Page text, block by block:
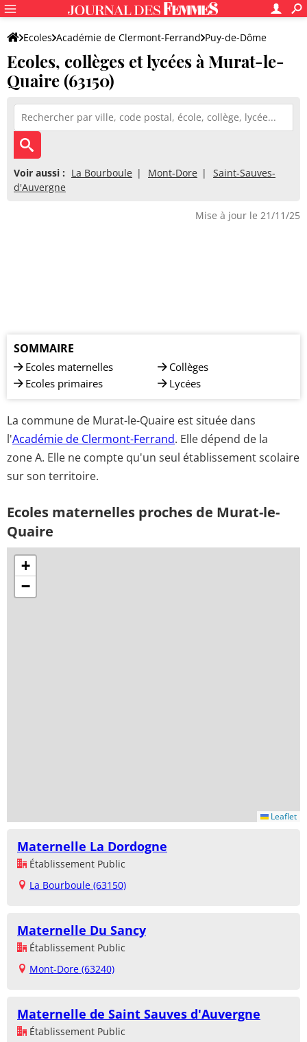
Ecoles Académie de Clermont-Ferrand Puy-de-Dôme
Ecoles, collèges et lycées à Murat-le-
Quaire (63150)
Voir aussi : La Bourboule Mont-Dore
Saint-Sauves-
d'Auvergne
Mise à jour le 21/11/25
SOMMAIRE
Ecoles maternelles
Ecoles primaires
Collèges
Lycées
La commune de Murat-le-Quaire est située dans
l'Académie de Clermont-Ferrand. Elle dépend de la
zone A. Elle ne compte qu'un seul établissement scolaire
sur son territoire.
Ecoles maternelles proches de Murat-le-
Quaire
+
−
Leaflet
Maternelle La Dordogne
Établissement Public
La Bourboule (63150)
Maternelle Du Sancy
Établissement Public
Mont-Dore (63240)
Maternelle de Saint Sauves d'Auvergne
Établissement Public